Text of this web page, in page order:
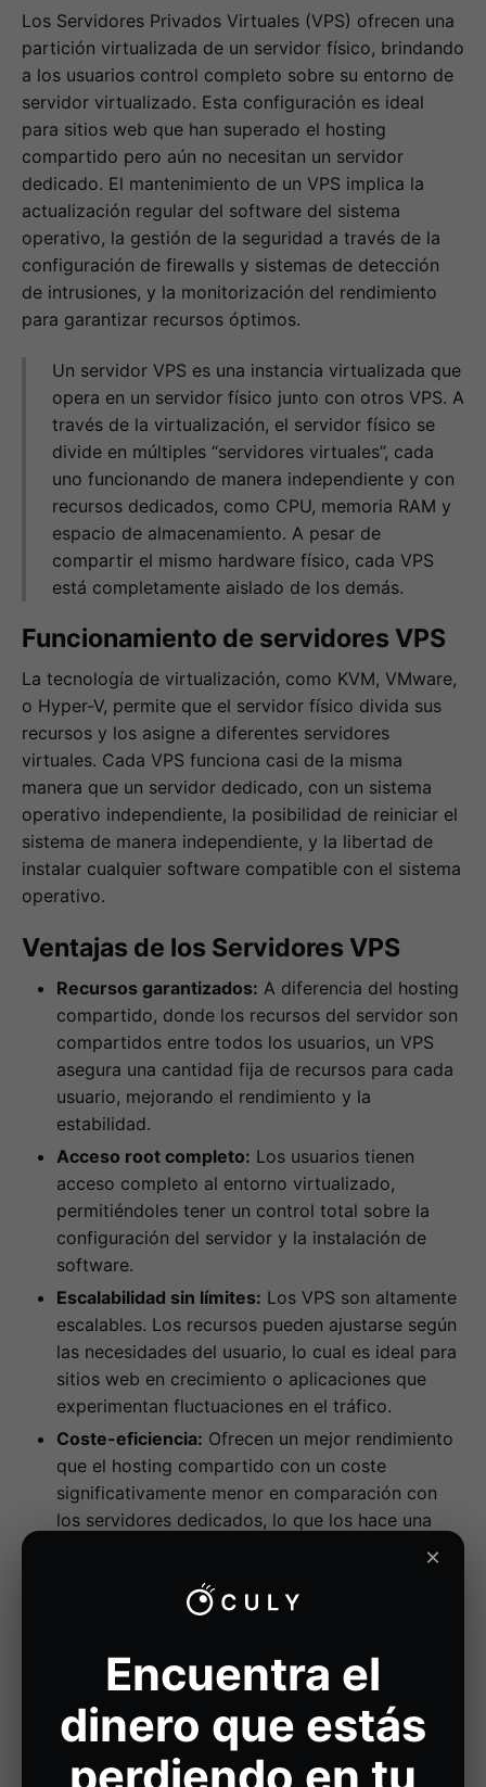
Los Servidores Privados Virtuales (VPS) ofrecen una
partición virtualizada de un servidor físico, brindando
a los usuarios control completo sobre su entorno de
servidor virtualizado. Esta configuración es ideal
para sitios web que han superado el hosting
compartido pero aún no necesitan un servidor
dedicado. El mantenimiento de un VPS implica la
actualización regular del software del sistema
operativo, la gestión de la seguridad a través de la
configuración de firewalls y sistemas de detección
de intrusiones, y la monitorización del rendimiento
para garantizar recursos óptimos.
Un servidor VPS es una instancia virtualizada que
opera en un servidor físico junto con otros VPS. A
través de la virtualización, el servidor físico se
divide en múltiples “servidores virtuales”, cada
uno funcionando de manera independiente y con
recursos dedicados, como CPU, memoria RAM y
espacio de almacenamiento. A pesar de
compartir el mismo hardware físico, cada VPS
está completamente aislado de los demás.
Funcionamiento de servidores VPS
La tecnología de virtualización, como KVM, VMware,
o Hyper-V, permite que el servidor físico divida sus
recursos y los asigne a diferentes servidores
virtuales. Cada VPS funciona casi de la misma
manera que un servidor dedicado, con un sistema
operativo independiente, la posibilidad de reiniciar el
sistema de manera independiente, y la libertad de
instalar cualquier software compatible con el sistema
operativo.
Ventajas de los Servidores VPS
Recursos garantizados: A diferencia del hosting
compartido, donde los recursos del servidor son
compartidos entre todos los usuarios, un VPS
asegura una cantidad fija de recursos para cada
usuario, mejorando el rendimiento y la
estabilidad.
Acceso root completo: Los usuarios tienen
acceso completo al entorno virtualizado,
permitiéndoles tener un control total sobre la
configuración del servidor y la instalación de
software.
Escalabilidad sin límites: Los VPS son altamente
escalables. Los recursos pueden ajustarse según
las necesidades del usuario, lo cual es ideal para
sitios web en crecimiento o aplicaciones que
experimentan fluctuaciones en el tráfico.
Coste-eficiencia: Ofrecen un mejor rendimiento
que el hosting compartido con un coste
significativamente menor en comparación con
los servidores dedicados, lo que los hace una
Mantenimiento de un servidor VPS
El mantenimiento de un VPS es más complejo que el
de un hosting compartido, pero ofrece más control y
flexibilidad.
Actualizaciones de Software: Mantener el
×
Encuentra el
dinero que estás
perdiendo en tu